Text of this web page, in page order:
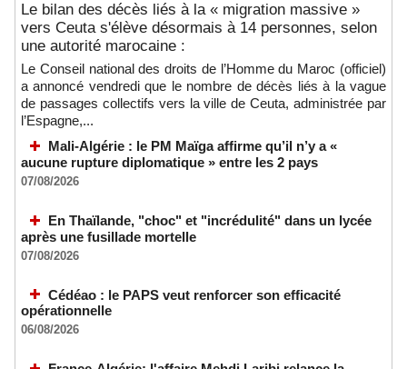
Le bilan des décès liés à la « migration massive »
vers Ceuta s'élève désormais à 14 personnes, selon
une autorité marocaine :
Le Conseil national des droits de l’Homme du Maroc (officiel)
a annoncé vendredi que le nombre de décès liés à la vague
de passages collectifs vers la ville de Ceuta, administrée par
l’Espagne,...
Mali-Algérie : le PM Maïga affirme qu’il n’y a «
aucune rupture diplomatique » entre les 2 pays
07/08/2026
En Thaïlande, "choc" et "incrédulité" dans un lycée
après une fusillade mortelle
07/08/2026
Cédéao : le PAPS veut renforcer son efficacité
opérationnelle
06/08/2026